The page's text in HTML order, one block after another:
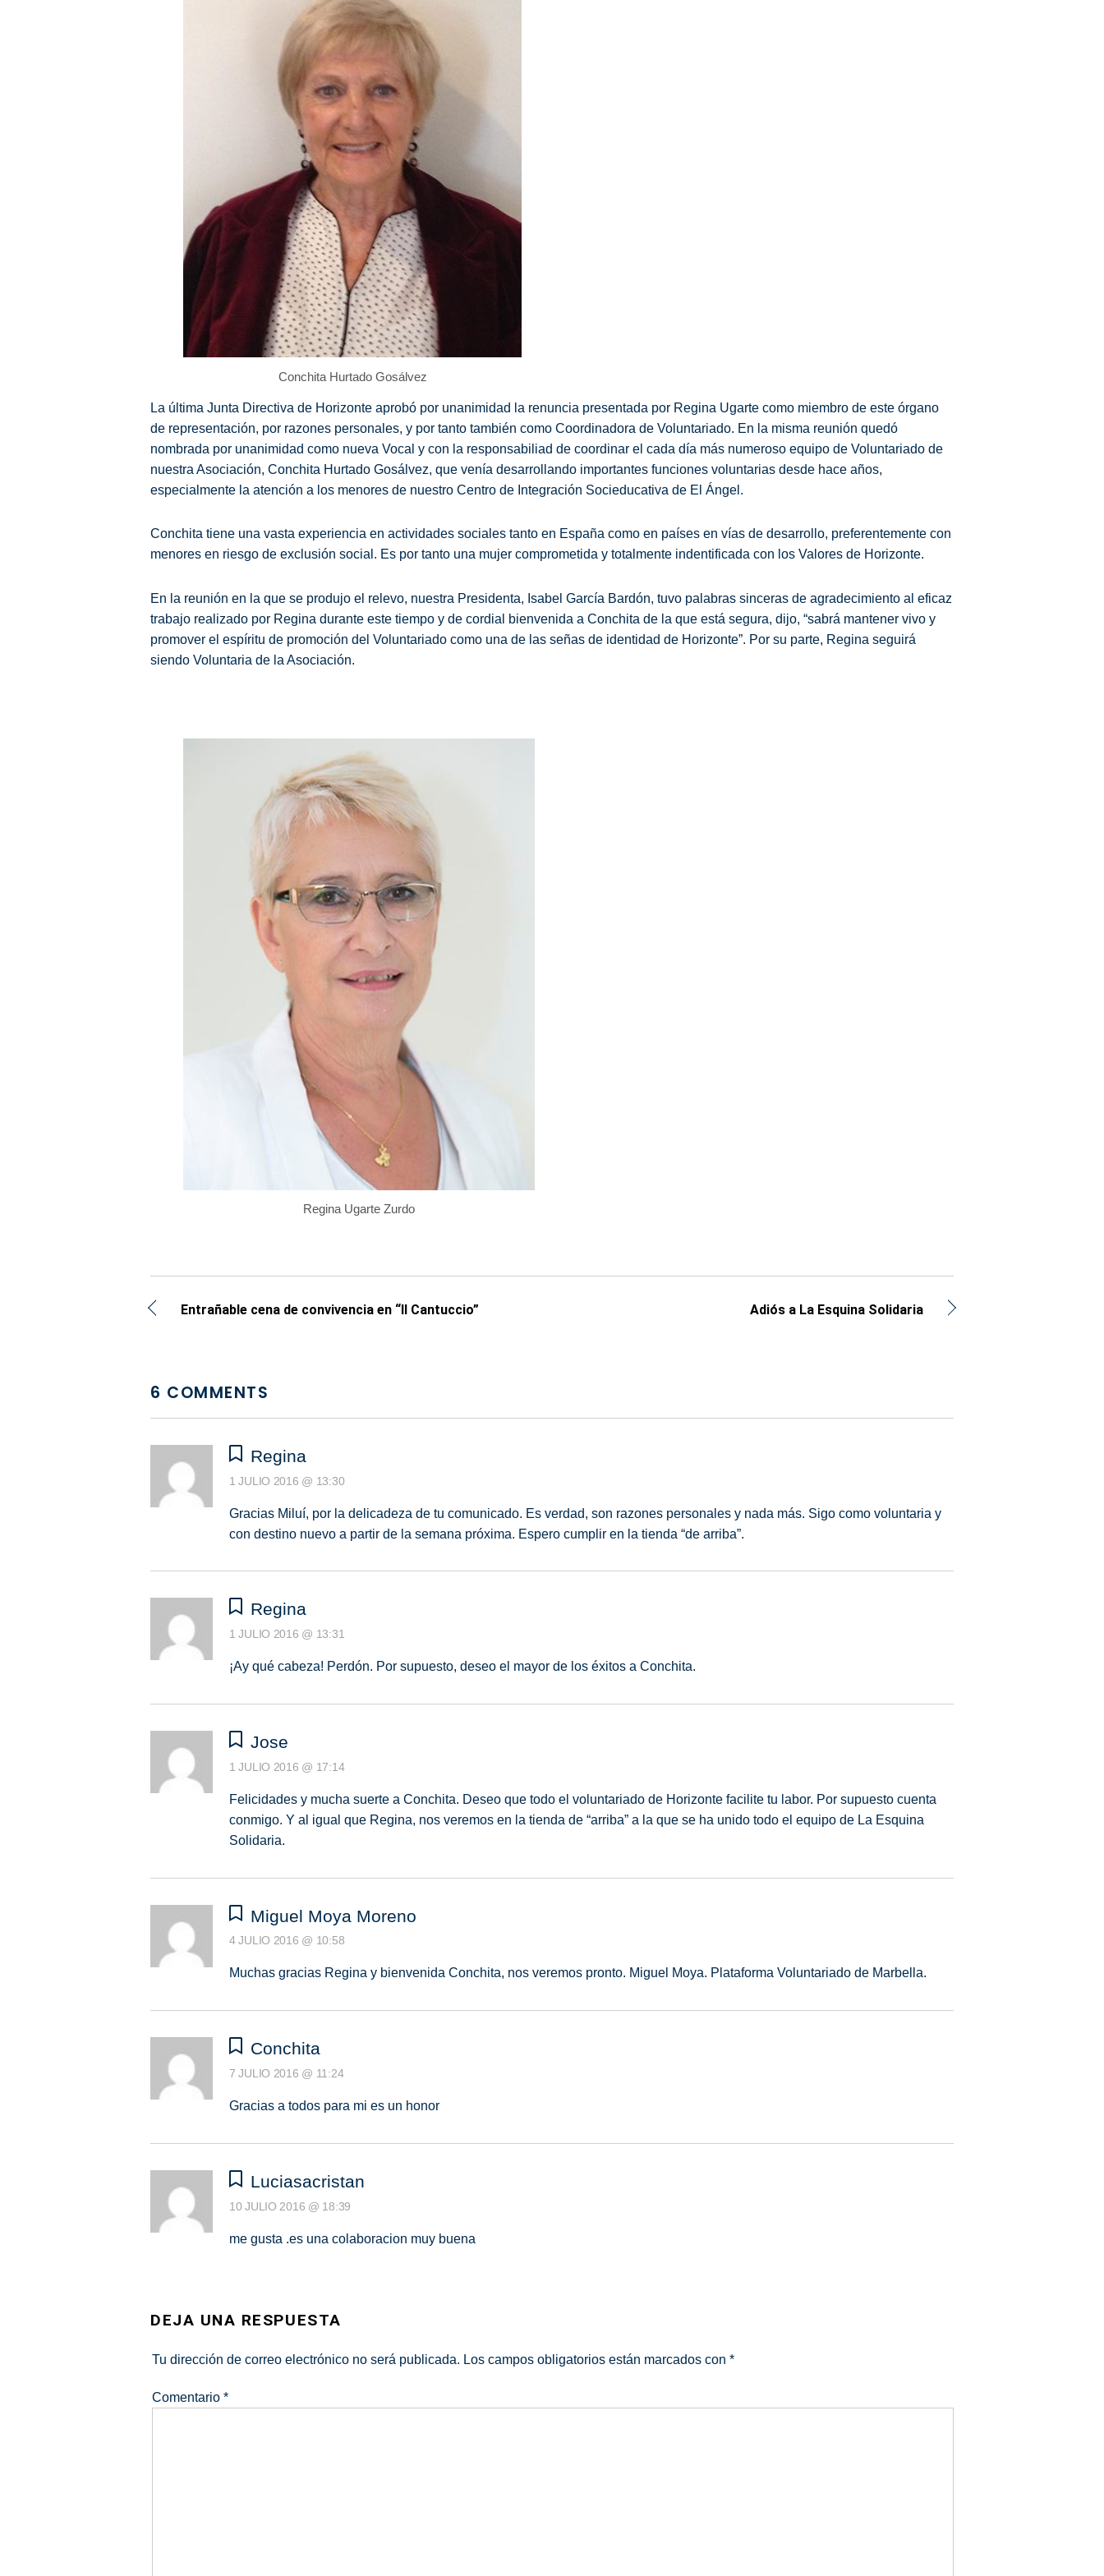
Conchita Hurtado Gosálvez
La última Junta Directiva de Horizonte aprobó por unanimidad la renuncia presentada por Regina Ugarte como miembro de este órgano
de representación, por razones personales, y por tanto también como Coordinadora de Voluntariado. En la misma reunión quedó
nombrada por unanimidad como nueva Vocal y con la responsabiliad de coordinar el cada día más numeroso equipo de Voluntariado de
nuestra Asociación, Conchita Hurtado Gosálvez, que venía desarrollando importantes funciones voluntarias desde hace años,
especialmente la atención a los menores de nuestro Centro de Integración Socieducativa de El Ángel.
Conchita tiene una vasta experiencia en actividades sociales tanto en España como en países en vías de desarrollo, preferentemente con
menores en riesgo de exclusión social. Es por tanto una mujer comprometida y totalmente indentificada con los Valores de Horizonte.
En la reunión en la que se produjo el relevo, nuestra Presidenta, Isabel García Bardón, tuvo palabras sinceras de agradecimiento al eficaz
trabajo realizado por Regina durante este tiempo y de cordial bienvenida a Conchita de la que está segura, dijo, “sabrá mantener vivo y
promover el espíritu de promoción del Voluntariado como una de las señas de identidad de Horizonte”. Por su parte, Regina seguirá
siendo Voluntaria de la Asociación.
Regina Ugarte Zurdo
Entrañable cena de convivencia en “Il Cantuccio” Adiós a La Esquina Solidaria
6 COMMENTS
Regina
1 JULIO 2016 @ 13:30
Gracias Miluí, por la delicadeza de tu comunicado. Es verdad, son razones personales y nada más. Sigo como voluntaria y
con destino nuevo a partir de la semana próxima. Espero cumplir en la tienda “de arriba”.
Regina
1 JULIO 2016 @ 13:31
¡Ay qué cabeza! Perdón. Por supuesto, deseo el mayor de los éxitos a Conchita.
Jose
1 JULIO 2016 @ 17:14
Felicidades y mucha suerte a Conchita. Deseo que todo el voluntariado de Horizonte facilite tu labor. Por supuesto cuenta
conmigo. Y al igual que Regina, nos veremos en la tienda de “arriba” a la que se ha unido todo el equipo de La Esquina
Solidaria.
Miguel Moya Moreno
4 JULIO 2016 @ 10:58
Muchas gracias Regina y bienvenida Conchita, nos veremos pronto. Miguel Moya. Plataforma Voluntariado de Marbella.
Conchita
7 JULIO 2016 @ 11:24
Gracias a todos para mi es un honor
Luciasacristan
10 JULIO 2016 @ 18:39
me gusta .es una colaboracion muy buena
DEJA UNA RESPUESTA
Tu dirección de correo electrónico no será publicada. Los campos obligatorios están marcados con *
Comentario *